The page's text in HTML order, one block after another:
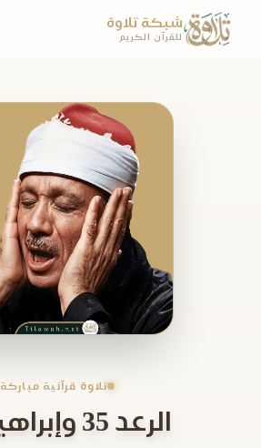
شبكة تلاوة
للقرآن الكريم
تلاوة قرآنية مباركة
الرعد 35 وإبراهيم 12